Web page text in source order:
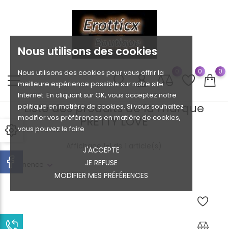
Nous utilisons des cookies
Nous utilisons des cookies pour vous offrir la
meilleure expérience possible sur notre site
Internet. En cliquant sur OK, vous acceptez notre
politique en matière de cookies. Si vous souhaitez
modifier vos préférences en matière de cookies,
vous pouvez le faire
J'ACCEPTE
JE REFUSE
MODIFIER MES PRÉFÉRENCES
0 0
Liste des produits de la marque
PRETTY LOVE
Pertinence
Affichage 1-1 de 1 article(s)